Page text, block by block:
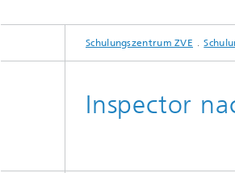
SCHULUNGEN
Schulungszentrum ZVE
Inspector